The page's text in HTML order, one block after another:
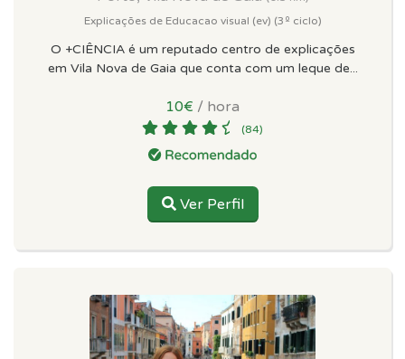
Explicações de Educacao visual (ev) (3º ciclo)
O +CIÊNCIA é um reputado centro de explicações
em Vila Nova de Gaia que conta com um leque de...
10€ / hora
(84)
Ver Perfil